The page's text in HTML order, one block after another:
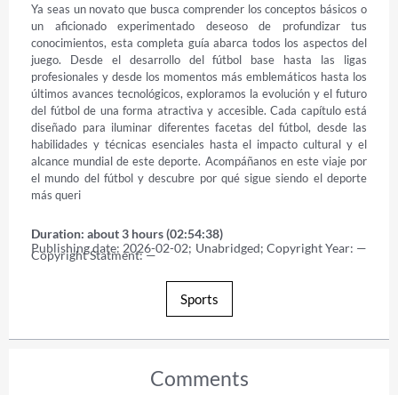
Ya seas un novato que busca comprender los conceptos básicos o
un aficionado experimentado deseoso de profundizar tus
conocimientos, esta completa guía abarca todos los aspectos del
juego. Desde el desarrollo del fútbol base hasta las ligas
profesionales y desde los momentos más emblemáticos hasta los
últimos avances tecnológicos, exploramos la evolución y el futuro
del fútbol de una forma atractiva y accesible. Cada capítulo está
diseñado para iluminar diferentes facetas del fútbol, desde las
habilidades y técnicas esenciales hasta el impacto cultural y el
alcance mundial de este deporte. Acompáñanos en este viaje por
el mundo del fútbol y descubre por qué sigue siendo el deporte
más queri
Duration: about 3 hours (02:54:38)
Publishing date: 2026-02-02; Unabridged; Copyright Year: —
Copyright Statment: —
Sports
Comments